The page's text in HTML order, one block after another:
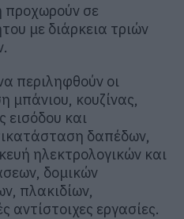
προχωρούν σε
με διάρκεια τριών
περιληφθούν οι
μπάνιου, κουζίνας,
και
δαπέδων,
ηλεκτρολογικών και
δομικών
πλακιδίων,
αντίστοιχες εργασίες.